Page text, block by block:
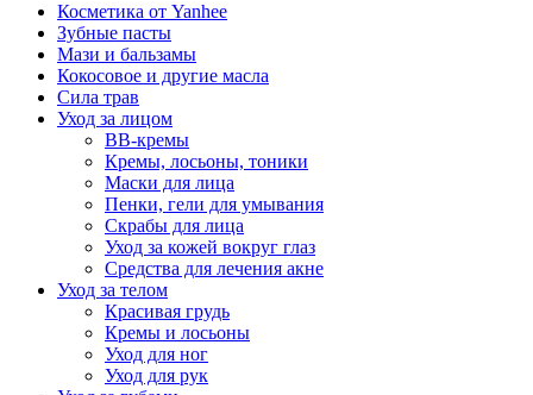
Косметика от Yanhee
Зубные пасты
Мази и бальзамы
Кокосовое и другие масла
Сила трав
Уход за лицом
BB-кремы
Кремы, лосьоны, тоники
Маски для лица
Пенки, гели для умывания
Скрабы для лица
Уход за кожей вокруг глаз
Средства для лечения акне
Уход за телом
Красивая грудь
Кремы и лосьоны
Уход для ног
Уход для рук